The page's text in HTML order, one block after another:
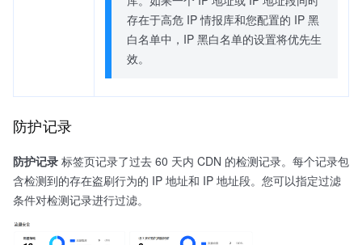
存在于高危 IP 情报库和您配置的 IP 黑
白名单中，IP 黑白名单的设置将优先生
效。
防护记录
防护记录 标签页记录了过去 60 天内 CDN 的检测记录。每个记录包
含检测到的存在盗刷行为的 IP 地址和 IP 地址段。您可以指定过滤
条件对检测记录进行过滤。